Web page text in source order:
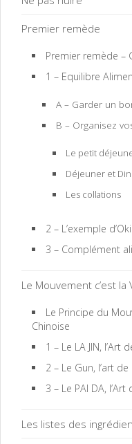
Premier remède
Premier remède –
1 – Equilibre
A – Garder un
B – Organisez
Le petit
Déjeuner et
Les collations
2 – L’exemple
3 – Complément
Le Mouvement c’est la
Le Principe du
Chinoise
1 – Le LA JIN, l’Art
2 – Le Gun, l’art
3 – Le PAI DA,
Les listes des